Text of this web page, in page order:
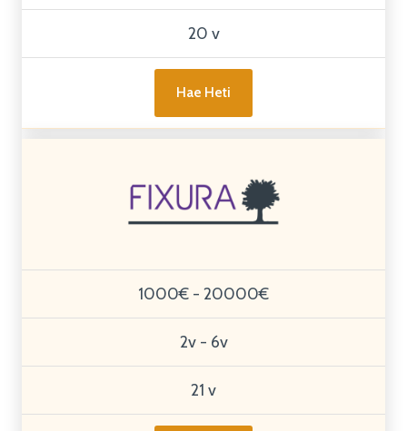
20 v
Hae Heti
1000€ - 20000€
2v - 6v
21 v